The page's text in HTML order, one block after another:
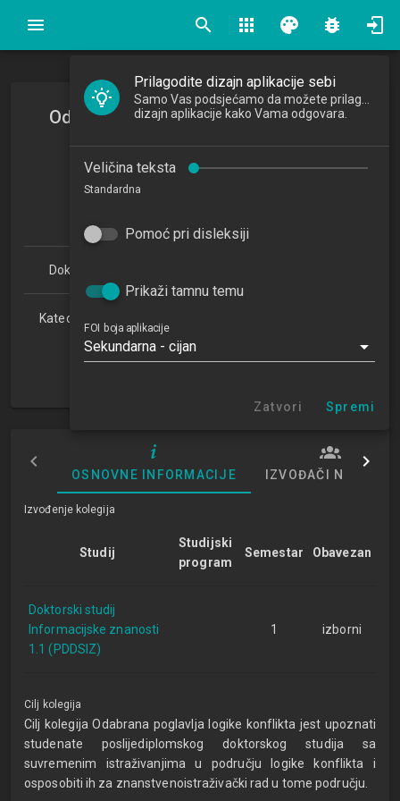
search apps palette bug_report
Odabrana poglavlja logike konflikata
Selected Topics in Logic of Conflict
2019/2020
Doktorski studij Informacijske znanosti 1.1 (PDDSIZ)
Katedra za teorijske i primijenjene osnove informacijskih
znanosti
NN
OSNOVNE INFORMACIJE IZVOĐAČI NASTAVE
Izvođenje kolegija
Studij
Studijski
program
Semestar Obavezan
Doktorski studij
Informacijske znanosti
1.1 (PDDSIZ)
1 izborni
Cilj kolegija
Cilj kolegija Odabrana poglavlja logike konflikta jest upoznati
studenate poslijediplomskog doktorskog studija sa
suvremenim istraživanjima u području logike konflikta i
osposobiti ih za znanstvenoistraživački rad u tome području.
Prilagodite dizajn aplikacije sebi
dizajn aplikacije kako Vama odgovara.
Veličina teksta
Standardna
Pomoć pri disleksiji
Prikaži tamnu temu
FOI boja aplikacije
Sekundarna - cijan
Zatvori Spremi